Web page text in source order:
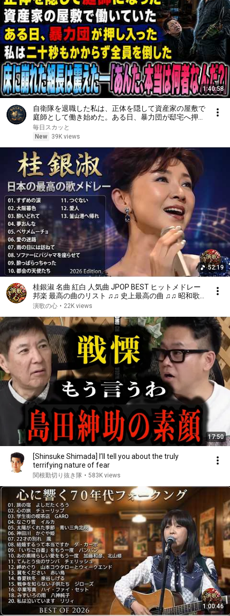
1:40:58
自衛隊を退職した私は、正体を隠して資産家の屋敷で
庭師として働き始めた。ある日、暴力団が邸宅へ押し
入ったが、私は二十秒もかからず全員を倒した。床に
崩れた組長は震えながら尋ねた。。。
毎日スカッと
New
39K views
52:19
桂銀淑 名曲 紅白 人気曲 JPOP BEST ヒットメドレー
邦楽 最高の曲のリスト ♫♫ 史上最高の曲 ♫♫ 昭和歌
謡 名曲メドレー ♫♫ Best Playlist ♫♫ Top Best So
演歌の心 • 22K views
17:50
[Shinsuke Shimada] I’ll tell you about the truly
terrifying nature of fear
関根勤切り抜き隊 • 583K views
1:00:46